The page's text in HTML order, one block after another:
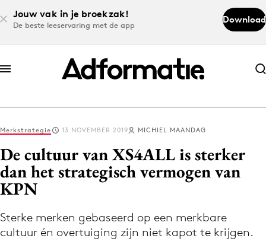
Jouw vak in je broekzak!
De beste leeservaring met de app
Download
Abonneer nu
Abonneer nu
Log in
Download de app
Volg het laatste nieuws via de Adformatie
Nieuws app
Merkstrategie 13 NOVEMBER 2019 MICHIEL MAANDAG
De cultuur van XS4ALL is sterker
dan het strategisch vermogen van
KPN
Sterke merken gebaseerd op een merkbare
cultuur én overtuiging zijn niet kapot te krijgen.